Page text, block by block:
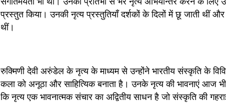
प्रस्तुत किया। उनकी नृत्य प्रस्तुतियाँ दर्शकों के दिलों में छू जाती थीं
थीं।
रुक्मिणी देवी अरुंडेल के नृत्य के माध्यम से उन्होंने भारतीय संस्कृति के
कला को अनूठा और साहित्यिक बनाता है। उनके नृत्य की भावनाएं आज भी
कि नृत्य एक भावनात्मक संचार का अद्वितीय साधन है जो संस्कृति की